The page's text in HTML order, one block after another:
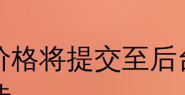
格将提交至